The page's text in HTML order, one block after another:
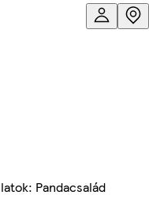
Pandacsalád